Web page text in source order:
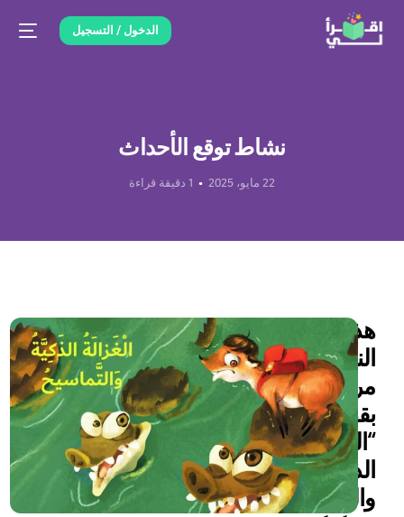
الدخول / التسجيل
نشاط توقع الأحداث
22 مايو، 2025 1 دقيقة قراءة
هذا
النشاط
مرتبط
بقصة
“الغزالة
الذكية
والتماسيح”،